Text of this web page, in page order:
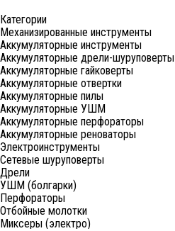
Категории
Механизированные инструменты
Аккумуляторные инструменты
Аккумуляторные дрели-шуруповерты
Аккумуляторные гайковерты
Аккумуляторные отвертки
Аккумуляторные пилы
Аккумуляторные УШМ
Аккумуляторные перфораторы
Аккумуляторные реноваторы
Электроинструменты
Сетевые шуруповерты
Дрели
УШМ (болгарки)
Перфораторы
Отбойные молотки
Миксеры (электро)